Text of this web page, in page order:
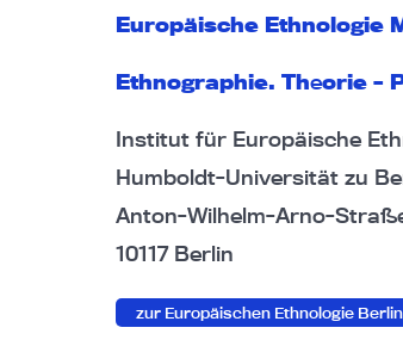
Europäische Ethnologie
Ethnographie. Theorie –
Institut für Europäische
Humboldt-Universität zu
Anton-Wilhelm-Arno-
10117 Berlin
zur Europäischen Ethnologie Berlin